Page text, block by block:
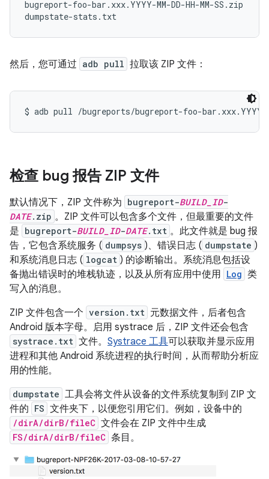
bugreport-foo-bar.xxx.YYYY-MM-DD-HH-MM-SS.zip
然后，您可通过 adb pull 拉取该 ZIP 文件：
检查 bug 报告 ZIP 文件
默认情况下，ZIP 文件称为 bugreport-BUILD_ID-
DATE.zip 。ZIP 文件可以包含多个文件，但最重要的文件
是 bugreport-BUILD_ID-DATE.txt 。此文件就是 bug 报
告，它包含系统服务 ( dumpsys )、错误日志 ( dumpstate )
和系统消息日志 ( logcat ) 的诊断输出。系统消息包括设
备抛出错误时的堆栈轨迹，以及从所有应用中使用 Log 类
写入的消息。
ZIP 文件包含一个 version.txt 元数据文件，后者包含
Android 版本字母。启用 systrace 后，ZIP 文件还会包含
systrace.txt 文件。 Systrace 工具可以获取并显示应用
进程和其他 Android 系统进程的执行时间，从而帮助分析应
用的性能。
dumpstate 工具会将文件从设备的文件系统复制到 ZIP 文
件的 FS 文件夹下，以便您引用它们。例如，设备中的
/dirA/dirB/fileC 文件会在 ZIP 文件中生成
FS/dirA/dirB/fileC 条目。